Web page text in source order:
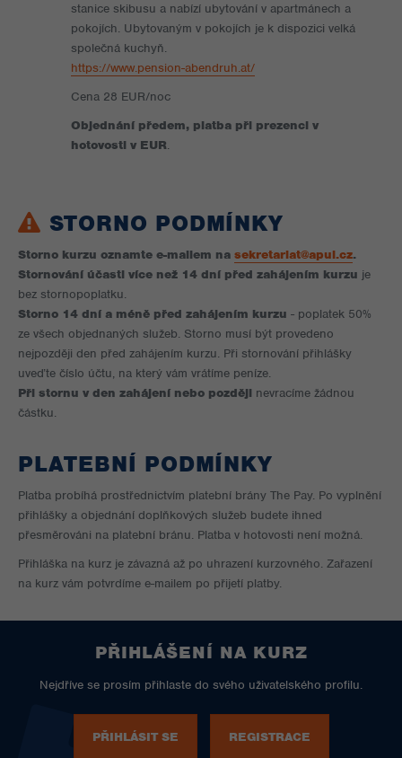
stanice skibusu a nabízí ubytování v apartmánech a
pokojích. Ubytovaným v pokojích je k dispozici velká
společná kuchyň.
https://www.pension-abendruh.at/
Cena 28 EUR/noc
Objednání předem, platba při prezenci v
hotovosti v EUR.
STORNO PODMÍNKY
Storno kurzu oznamte e-mailem na sekretariat@apul.cz.
Stornování účasti více než 14 dní před zahájením kurzu je
bez stornopoplatku.
Storno 14 dní a méně před zahájením kurzu - poplatek 50%
ze všech objednaných služeb. Storno musí být provedeno
nejpozději den před zahájením kurzu. Při stornování přihlášky
uveďte číslo účtu, na který vám vrátíme peníze.
Při stornu v den zahájení nebo později nevracíme žádnou
částku.
PLATEBNÍ PODMÍNKY
Platba probíhá prostřednictvím platební brány The Pay. Po vyplnění
přihlášky a objednání doplňkových služeb budete ihned
přesměrováni na platební bránu. Platba v hotovosti není možná.
Přihláška na kurz je závazná až po uhrazení kurzovného. Zařazení
na kurz vám potvrdíme e-mailem po přijetí platby.
PŘIHLÁŠENÍ NA KURZ
Nejdříve se prosím přihlaste do svého uživatelského profilu.
PŘIHLÁSIT SE REGISTRACE